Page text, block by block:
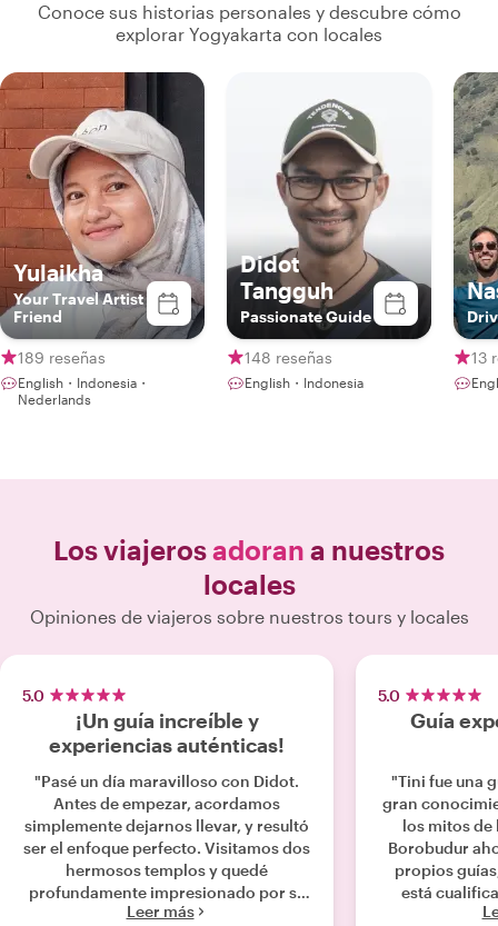
Conoce sus historias personales y descubre cómo
explorar Yogyakarta con locales
Yulaikha
Your Travel Artist
Friend
189 reseñas
English・Indonesia・
Nederlands
Didot
Tangguh
Passionate Guide
148 reseñas
English・Indonesia
13
Los viajerosadoran a nuestros
locales
Opiniones de viajeros sobre nuestros tours y locales
5.0
¡Un guía increíble y
experiencias auténticas!
"Pasé un día maravilloso con Didot.
Antes de empezar, acordamos
simplemente dejarnos llevar, y resultó
ser el enfoque perfecto. Visitamos dos
hermosos templos y quedé
profundamente impresionado por su
conocimiento y su forma de contar
Leer más
5.0
Guía
"Tini fue una
gran
los mitos de
Borobudur
propios
está
parte, tuvo